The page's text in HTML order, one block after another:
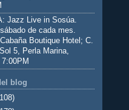
Jazz Live in Sosúa.
de cada mes.
Boutique Hotel; C.
5, Perla Marina,
blog